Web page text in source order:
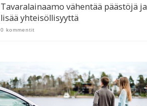
Tavaralainaamo vähentää päästöjä ja
lisää yhteisöllisyyttä
0 kommentit